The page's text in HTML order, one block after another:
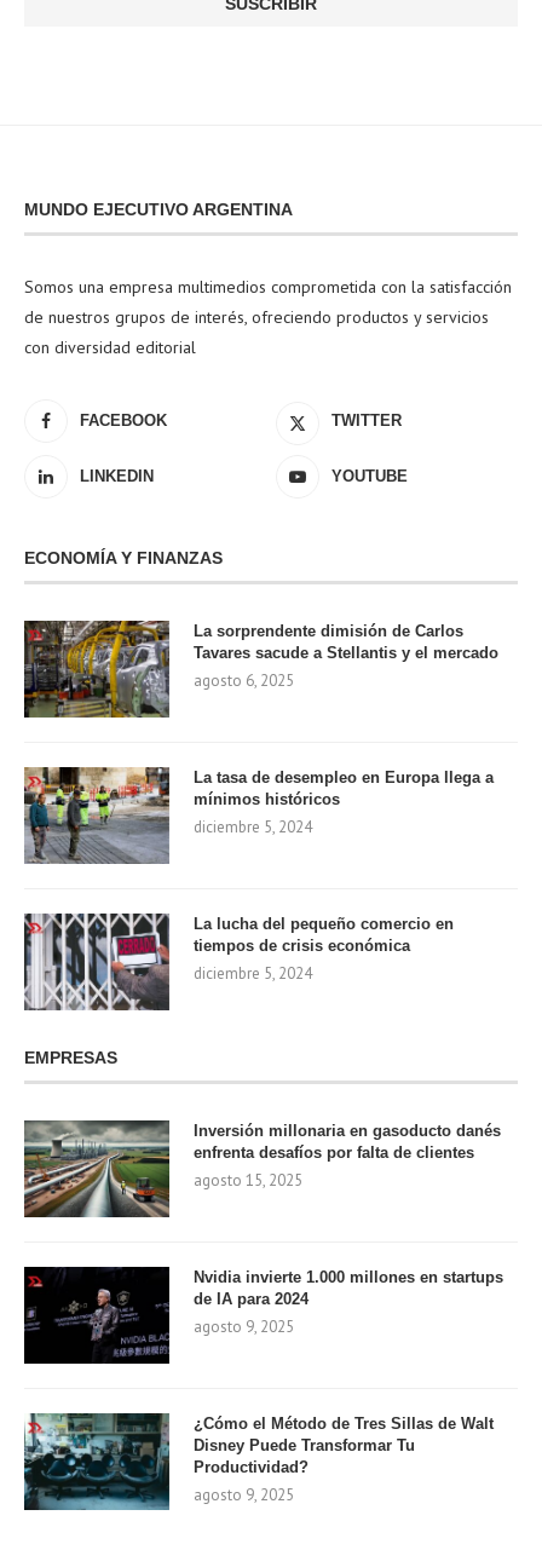
MUNDO EJECUTIVO ARGENTINA
Somos una empresa multimedios comprometida con la satisfacción
de nuestros grupos de interés, ofreciendo productos y servicios
con diversidad editorial
FACEBOOK TWITTER
LINKEDIN YOUTUBE
ECONOMÍA Y FINANZAS
La sorprendente dimisión de Carlos
Tavares sacude a Stellantis y el mercado
agosto 6, 2025
La tasa de desempleo en Europa llega a
mínimos históricos
diciembre 5, 2024
La lucha del pequeño comercio en
tiempos de crisis económica
diciembre 5, 2024
EMPRESAS
Inversión millonaria en gasoducto danés
enfrenta desafíos por falta de clientes
agosto 15, 2025
Nvidia invierte 1.000 millones en startups
de IA para 2024
agosto 9, 2025
¿Cómo el Método de Tres Sillas de Walt
Disney Puede Transformar Tu
Productividad?
agosto 9, 2025